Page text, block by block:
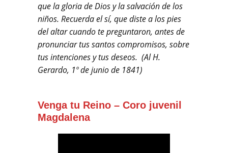
que la gloria de Dios y la salvación de los
niños. Recuerda el sí, que diste a los pies
del altar cuando te preguntaron, antes de
pronunciar tus santos compromisos, sobre
tus intenciones y tus deseos. (Al H.
Gerardo, 1º de junio de 1841)
Venga tu Reino – Coro juvenil
Magdalena